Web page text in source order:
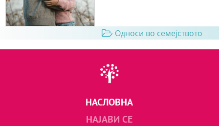
Односи во семејството
НАСЛОВНА
НАЈАВИ СЕ